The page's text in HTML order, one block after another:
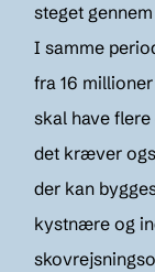
steget
I samme
fra 16
skal have
det kræver
der kan
kystnære og